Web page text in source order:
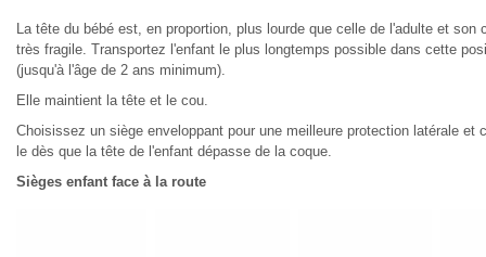
La tête du bébé est, en proportion, plus lourde que celle de l'adulte et son
très fragile. Transportez l'enfant le plus longtemps possible dans cette
(jusqu'à l'âge de 2 ans minimum).
Elle maintient la tête et le cou.
Choisissez un siège enveloppant pour une meilleure protection latérale et
le dès que la tête de l'enfant dépasse de la coque.
Sièges enfant face à la route